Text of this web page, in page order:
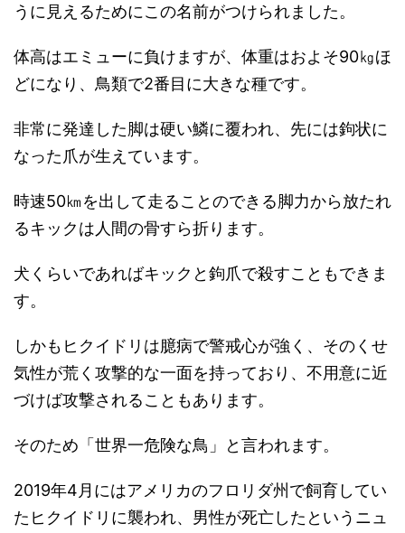
うに見えるためにこの名前がつけられました。
体高はエミューに負けますが、体重はおよそ90㎏ほ
どになり、鳥類で2番目に大きな種です。
非常に発達した脚は硬い鱗に覆われ、先には鉤状に
なった爪が生えています。
時速50㎞を出して走ることのできる脚力から放たれ
るキックは人間の骨すら折ります。
犬くらいであればキックと鉤爪で殺すこともできま
す。
しかもヒクイドリは臆病で警戒心が強く、そのくせ
気性が荒く攻撃的な一面を持っており、不用意に近
づけば攻撃されることもあります。
そのため「世界一危険な鳥」と言われます。
2019年4月にはアメリカのフロリダ州で飼育してい
たヒクイドリに襲われ、男性が死亡したというニュ